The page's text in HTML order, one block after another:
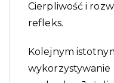
Cierpliwość i
refleks.
Kolejnym